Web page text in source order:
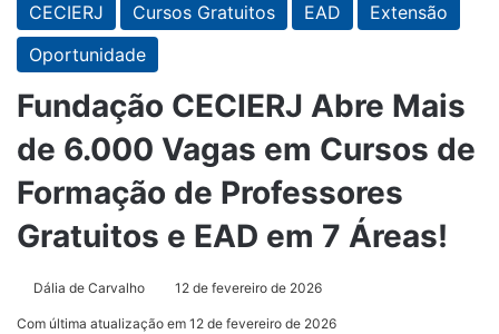
CECIERJ Cursos Gratuitos EAD
Extensão
Oportunidade
Fundação CECIERJ Abre Mais
de 6.000 Vagas em Cursos de
Formação de Professores
Gratuitos e EAD em 7 Áreas!
Dália de Carvalho 12 de fevereiro de 2026
Com última atualização em 12 de fevereiro de 2026